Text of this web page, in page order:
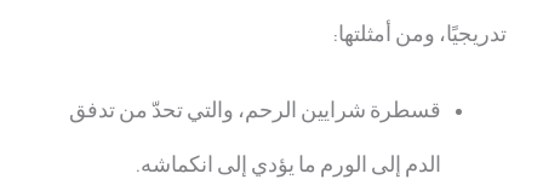
تدريجيًا، ومن أمثلتها:
قسطرة شرايين الرحم، والتي تحدّ من تدفق
الدم إلى الورم ما يؤدي إلى انكماشه.